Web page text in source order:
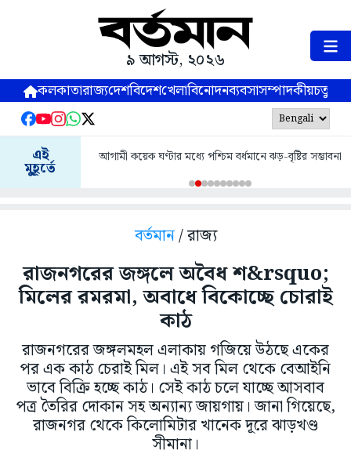
৯ আগস্ট, ২০২৬
কলকাতারাজ্যদেশবিদেশখেলাবিনোদনব্যবসাসম্পাদকীয়
এই
মুহূর্তে
আগামী কয়েক ঘণ্টার মধ্যে পশ্চিম বর্ধমানে ঝড়-বৃষ্টির সম্ভাবনা
বর্তমান/ রাজ্য
রাজনগরের জঙ্গলে অবৈধ শ&rsquo;
মিলের রমরমা, অবাধে বিকোচ্ছে চোরাই
কাঠ
রাজনগরের জঙ্গলমহল এলাকায় গজিয়ে উঠছে একের
পর এক কাঠ চেরাই মিল। এই সব মিল থেকে বেআইনি
ভাবে বিক্রি হচ্ছে কাঠ। সেই কাঠ চলে যাচ্ছে আসবাব
পত্র তৈরির দোকান সহ অন্যান্য জায়গায়। জানা গিয়েছে,
রাজনগর থেকে কিলোমিটার খানেক দূরে ঝাড়খণ্ড
সীমানা।